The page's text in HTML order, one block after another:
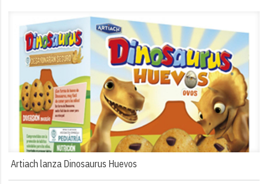
Artiach lanza Dinosaurus Huevos